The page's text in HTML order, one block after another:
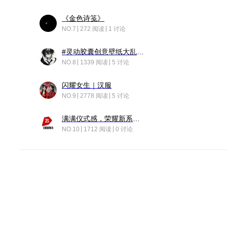
《金色诗笺》
NO.7 272 阅读 1 讨论
NO.8 1339 阅读 5 讨论
闪耀女生｜汉服
NO.9 2778 阅读 5 讨论
NO.10 1712 阅读 0 讨论